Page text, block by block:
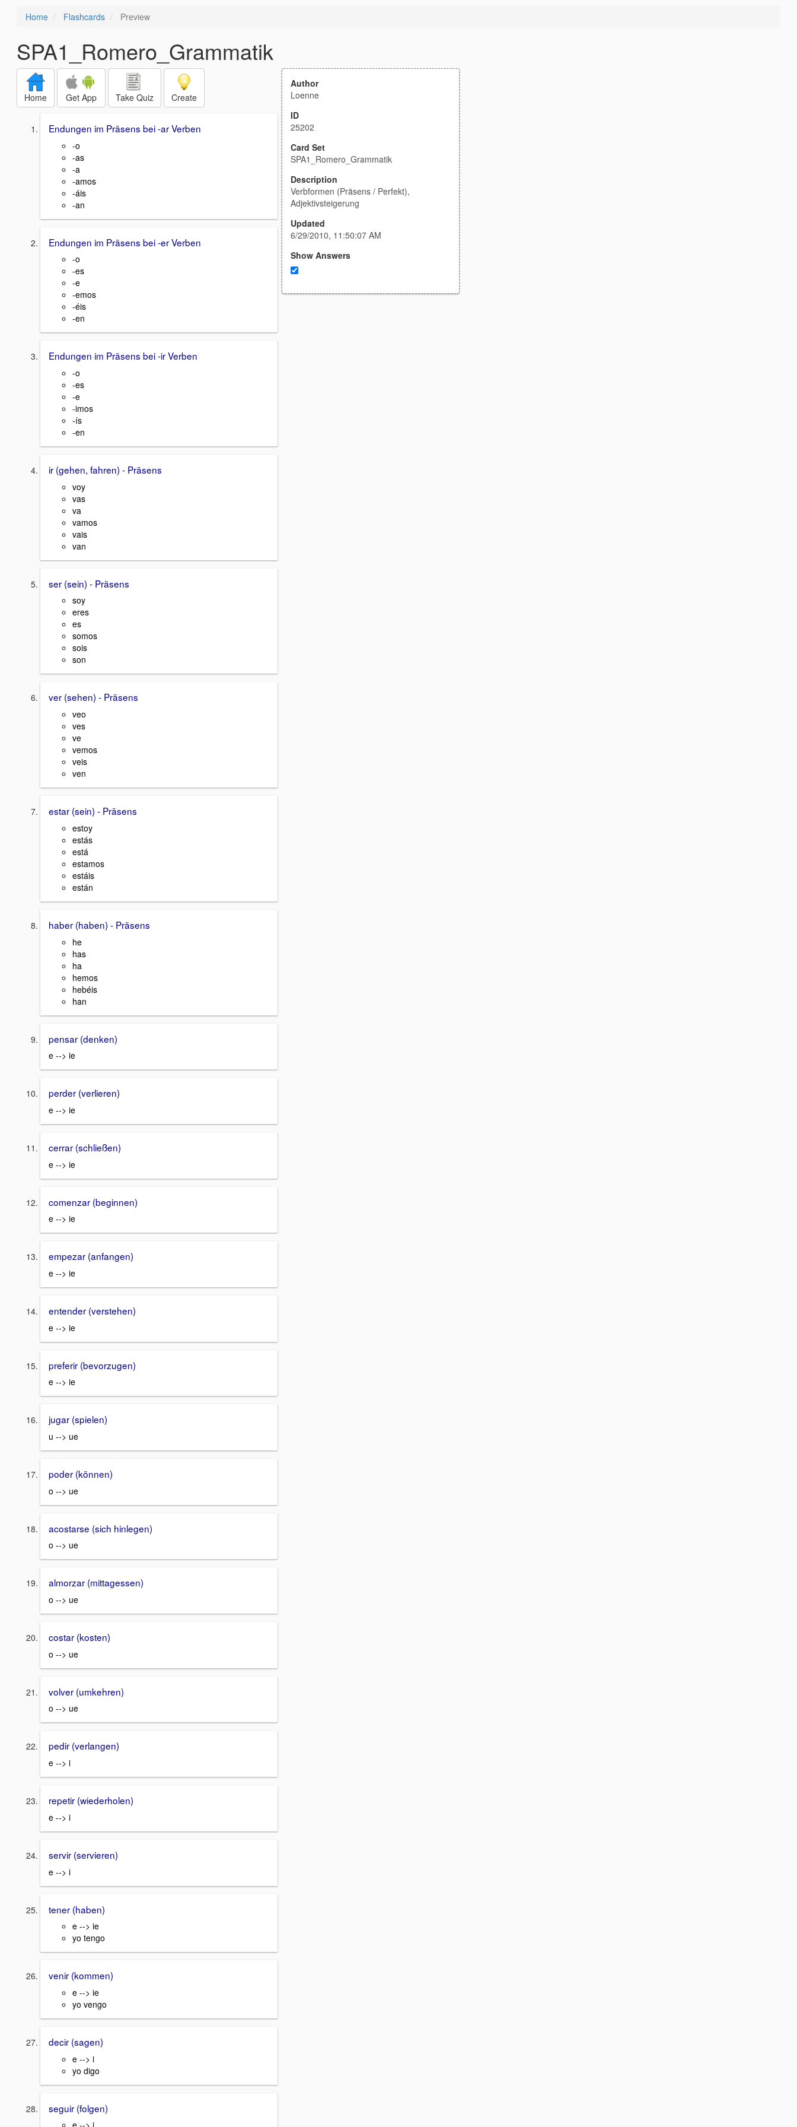
Home Flashcards Preview
SPA1_Romero_Grammatik
Home Get App Take Quiz Create
Endungen im Präsens bei -ar Verben
-o
-as
-a
-amos
-áis
-an
Endungen im Präsens bei -er Verben
-o
-es
-e
-emos
-éis
-en
Endungen im Präsens bei -ir Verben
-o
-es
-e
-imos
-ís
-en
ir (gehen, fahren) - Präsens
voy
vas
va
vamos
vais
van
ser (sein) - Präsens
soy
eres
es
somos
sois
son
ver (sehen) - Präsens
veo
ves
ve
vemos
veis
ven
estar (sein) - Präsens
estoy
estás
está
estamos
estáis
están
haber (haben) - Präsens
he
has
ha
hemos
hebéis
han
pensar (denken)
e --> ie
perder (verlieren)
e --> ie
cerrar (schließen)
e --> ie
comenzar (beginnen)
e --> ie
empezar (anfangen)
e --> ie
entender (verstehen)
e --> ie
preferir (bevorzugen)
e --> ie
jugar (spielen)
u --> ue
poder (können)
o --> ue
acostarse (sich hinlegen)
o --> ue
almorzar (mittagessen)
o --> ue
costar (kosten)
o --> ue
volver (umkehren)
o --> ue
pedir (verlangen)
e --> i
repetir (wiederholen)
e --> i
servir (servieren)
e --> i
tener (haben)
e --> ie
yo tengo
venir (kommen)
e --> ie
yo vengo
decir (sagen)
e --> i
yo digo
seguir (folgen)
Author
Loenne
ID
25202
Card Set
SPA1_Romero_Grammatik
Description
Verbformen (Präsens / Perfekt),
Adjektivsteigerung
Updated
6/29/2010, 11:50:07 AM
Show Answers